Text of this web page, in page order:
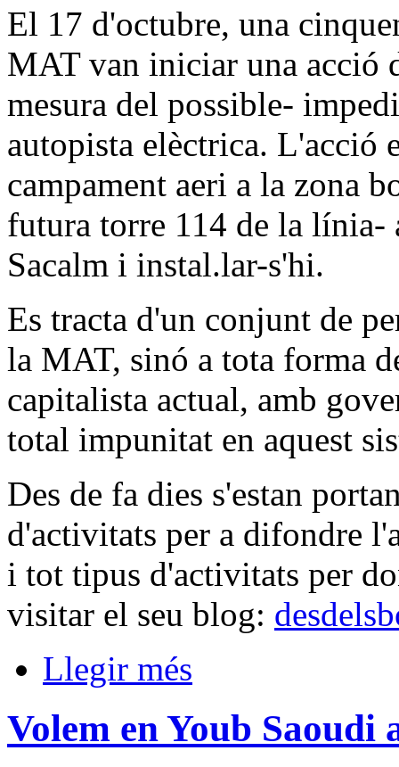
El 17 d'octubre, una
MAT van iniciar una acció
mesura del possible-
autopista elèctrica. L'acció
campament aeri a la zona
futura torre 114 de la
Sacalm i instal.lar-s'hi.
Es tracta d'un conjunt de
la MAT, sinó a tota forma
capitalista actual, amb
total impunitat en aquest
Des de fa dies s'estan
d'activitats per a difondre
i tot tipus d'activitats per
visitar el seu blog:
Llegir més
Volem en Youb Saoudi